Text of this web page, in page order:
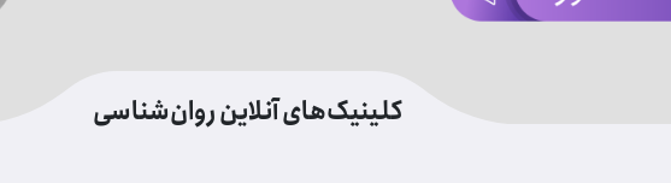
کلینیک‌های آنلاین روان‌شناسی